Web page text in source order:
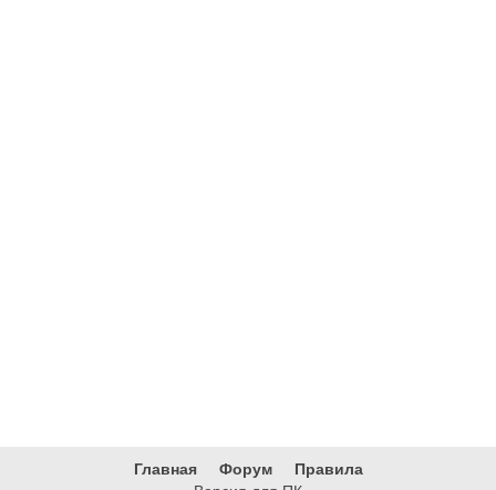
Главная Форум
Правила